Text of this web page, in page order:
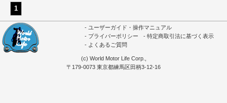
1
ユーザーガイド・操作マニュアル
プライバーポリシー
特定商取引法に基づく表示
よくあるご質問
(c) World Motor Life Corp.,
〒179-0073 東京都練馬区田柄3-12-16